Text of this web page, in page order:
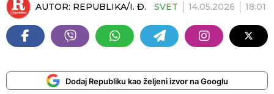
AUTOR: REPUBLIKA/I. Đ. SVET 14.05.2026 18:01
Dodaj Republiku kao željeni izvor na Googlu